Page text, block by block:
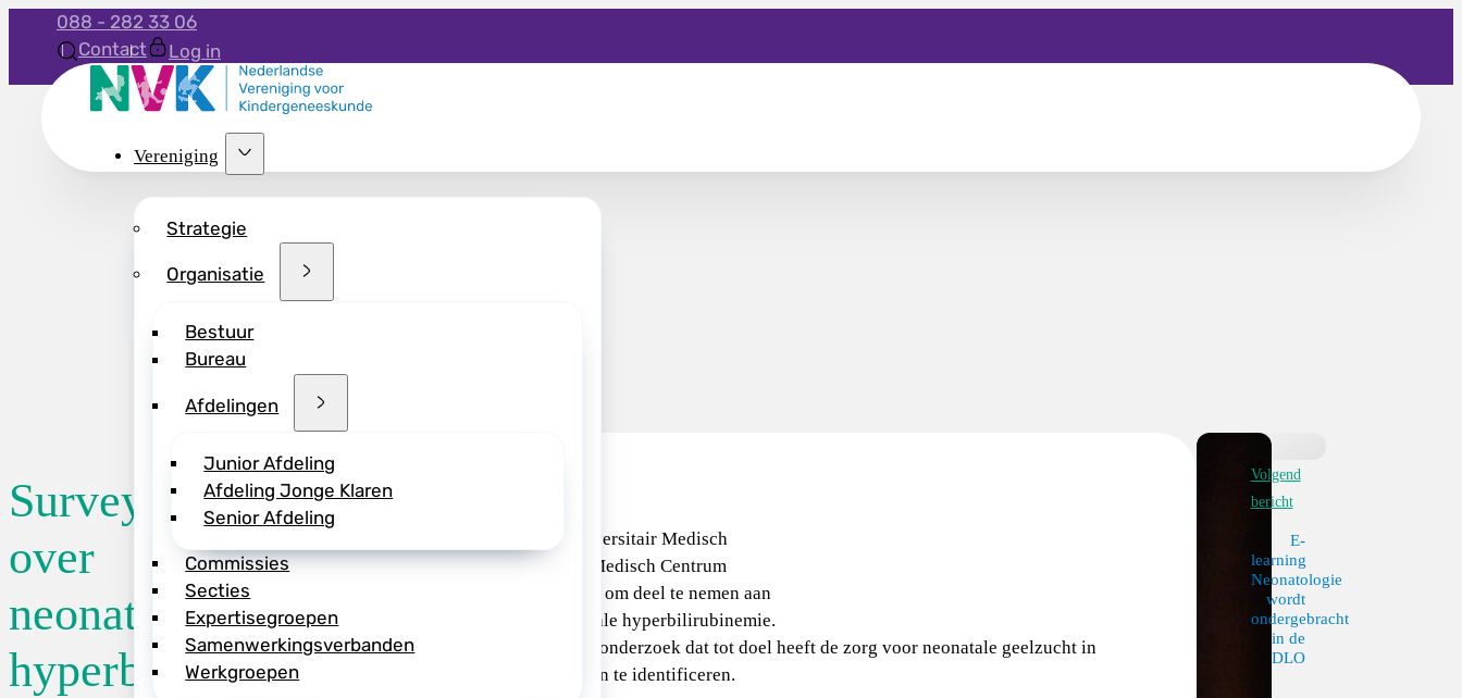
088 - 282 33 06
Contact
Log in
Vereniging
Strategie
Organisatie
Bestuur
Bureau
Afdelingen
Junior Afdeling
Afdeling Jonge Klaren
Senior Afdeling
Commissies
Secties
Expertisegroepen
Samenwerkingsverbanden
Werkgroepen
Survey
over
neonatale
hyperbilirubinemie
Een onderzoeksteam van het Universitair Medisch
Centrum Groningen en Erasmus Medisch Centrum
Rotterdam nodigt kinderartsen uit om deel te nemen aan
een Europese survey over neonatale hyperbilirubinemie.
De survey maakt deel uit van een onderzoek dat tot doel heeft de zorg voor neonatale geelzucht in
kaart te brengen en verbeterpunten te identificeren.
Volgend
bericht
E-
learning
Neonatologie
wordt
ondergebracht
in de
DLO